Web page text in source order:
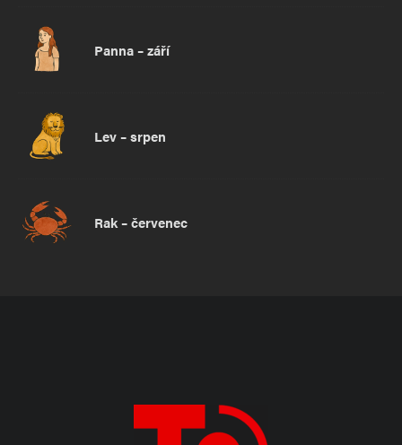
Panna – září
Lev – srpen
Rak – červenec